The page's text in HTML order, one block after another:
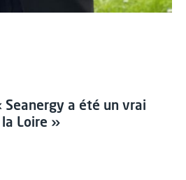
Seanergy a été un vrai
la Loire »